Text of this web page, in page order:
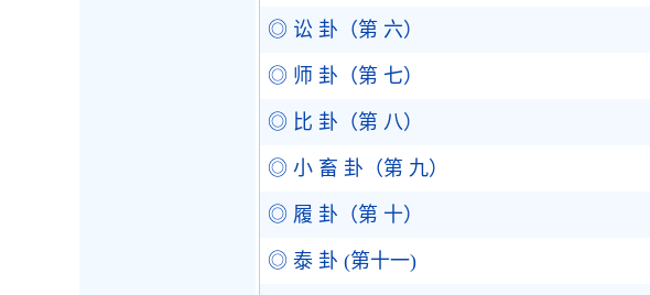
◎ 讼 卦（第 六）
◎ 师 卦（第 七）
◎ 比 卦（第 八）
◎ 小 畜 卦（第 九）
◎ 履 卦（第 十）
◎ 泰 卦 (第十一)